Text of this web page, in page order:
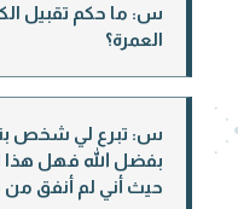
س: ما حكم تقبيل
العمرة؟
س: تبرع لي شخص
بفضل الله فهل هذا
حيث أني لم أنفق من